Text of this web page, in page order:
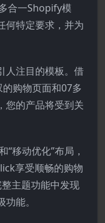
合一Shopify模
何特定要求，并为
人注目的模板。借
购物页面和07多
您的产品将受到关
移动优化”布局，
享受顺畅的购物
主题功能中发现
能。